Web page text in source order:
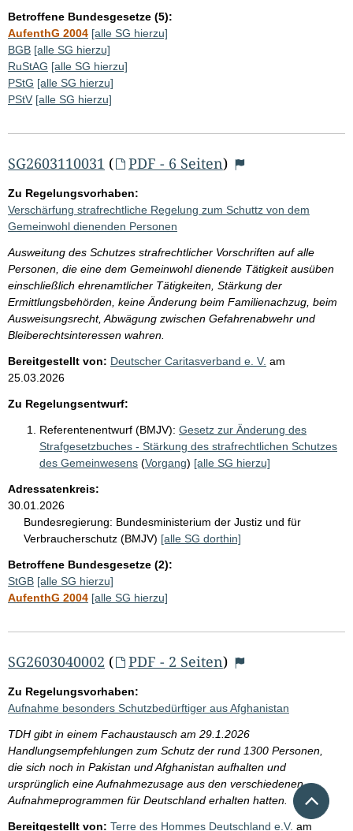
Betroffene Bundesgesetze (5):
AufenthG 2004 [alle SG hierzu]
BGB [alle SG hierzu]
RuStAG [alle SG hierzu]
PStG [alle SG hierzu]
PStV [alle SG hierzu]
SG2603110031 ( PDF - 6 Seiten)
Zu Regelungsvorhaben:
Verschärfung strafrechtliche Regelung zum Schuttz von dem
Gemeinwohl dienenden Personen
Ausweitung des Schutzes strafrechtlicher Vorschriften auf alle
Personen, die eine dem Gemeinwohl dienende Tätigkeit ausüben
einschließlich ehrenamtlicher Tätigkeiten, Stärkung der
Ermittlungsbehörden, keine Änderung beim Familienachzug, beim
Ausweisungsrecht, Abwägung zwischen Gefahrenabwehr und
Bleiberechtsinteressen wahren.
Bereitgestellt von: Deutscher Caritasverband e. V. am
25.03.2026
Zu Regelungsentwurf:
Referentenentwurf (BMJV): Gesetz zur Änderung des
Strafgesetzbuches - Stärkung des strafrechtlichen Schutzes
des Gemeinwesens (Vorgang) [alle SG hierzu]
Adressatenkreis:
30.01.2026
Bundesregierung: Bundesministerium der Justiz und für
Verbraucherschutz (BMJV) [alle SG dorthin]
Betroffene Bundesgesetze (2):
StGB [alle SG hierzu]
AufenthG 2004 [alle SG hierzu]
SG2603040002 ( PDF - 2 Seiten)
Zu Regelungsvorhaben:
Aufnahme besonders Schutzbedürftiger aus Afghanistan
TDH gibt in einem Fachaustausch am 29.1.2026
Handlungsempfehlungen zum Schutz der rund 1300 Personen,
die sich noch in Pakistan und Afghanistan aufhalten und
ursprünglich eine Aufnahmezusage aus den verschiedenen
Aufnahmeprogrammen für Deutschland erhalten hatten.
Bereitgestellt von: Terre des Hommes Deutschland e.V. am